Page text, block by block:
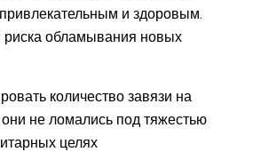
и здоровым.
обламывания новых
количество завязи на
они не ломались под тяжестью
целях